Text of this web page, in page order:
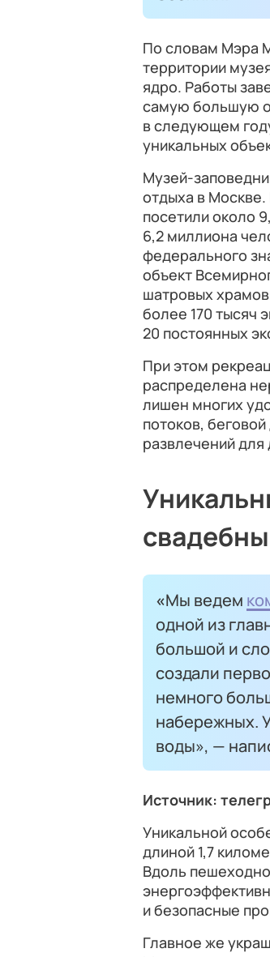
По словам Мэра
территории
ядро. Работы
самую большую
в следующем
уникальных
Музей-
отдыха в
посетили около
6,2 миллиона
федерального
объект
шатровых
более 170 тысяч
20 постоянных
При этом
распределена
лишен многих
потоков,
развлечений
«Мы ведем
одной из
большой и
создали
немного
набережных.
воды», —
Источник:
Уникальной
длиной 1,7
Вдоль
и безопасные
Главное же